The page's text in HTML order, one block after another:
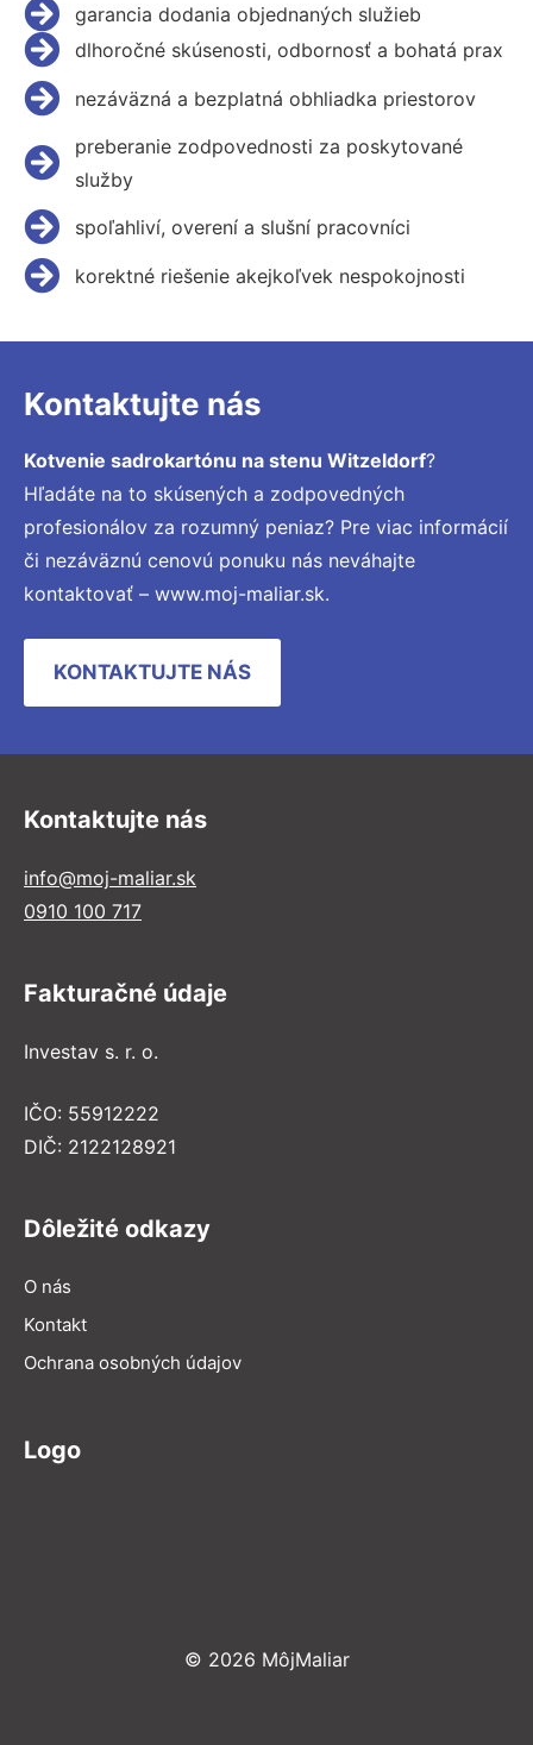
garancia dodania objednaných služieb
dlhoročné skúsenosti, odbornosť a bohatá prax
nezáväzná a bezplatná obhliadka priestorov
preberanie zodpovednosti za poskytované
služby
spoľahliví, overení a slušní pracovníci
korektné riešenie akejkoľvek nespokojnosti
Kontaktujte nás
Kotvenie sadrokartónu na stenu Witzeldorf?
Hľadáte na to skúsených a zodpovedných
profesionálov za rozumný peniaz? Pre viac informácií
či nezáväznú cenovú ponuku nás neváhajte
kontaktovať – www.moj-maliar.sk.
KONTAKTUJTE NÁS
Kontaktujte nás
info@moj-maliar.sk
0910 100 717
Fakturačné údaje
Investav s. r. o.
IČO: 55912222
DIČ: 2122128921
Dôležité odkazy
O nás
Kontakt
Ochrana osobných údajov
Logo
© 2026 MôjMaliar